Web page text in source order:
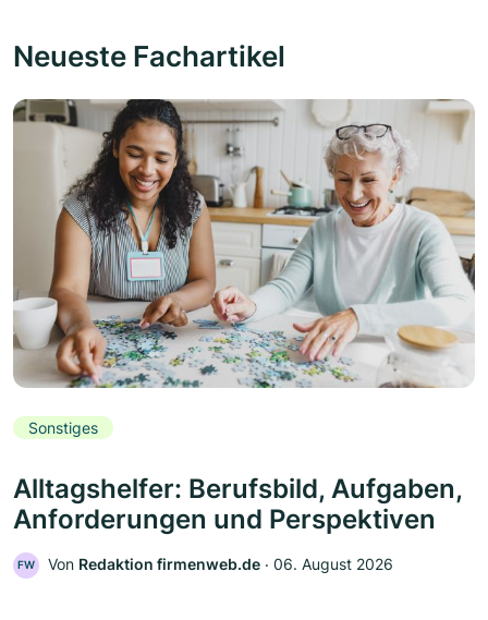
Neueste Fachartikel
Sonstiges
Alltagshelfer: Berufsbild, Aufgaben,
Anforderungen und Perspektiven
FW Von Redaktion firmenweb.de ‧ 06. August 2026